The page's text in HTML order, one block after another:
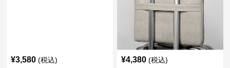
¥3,580 (税込) ¥4,380 (税込)